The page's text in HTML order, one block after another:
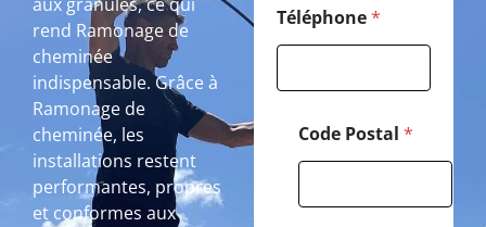
aux granulés, ce qui
rend Ramonage de
cheminée
indispensable. Grâce à
Ramonage de
cheminée, les
installations restent
performantes, propres
et conformes aux
Téléphone*
Code Postal *